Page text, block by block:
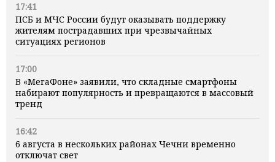
17:41
ПСБ и МЧС России будут оказывать поддержку
жителям пострадавших при чрезвычайных
ситуациях регионов
17:00
В «МегаФоне» заявили, что складные смартфоны
набирают популярность и превращаются в массовый
тренд
16:42
6 августа в нескольких районах Чечни временно
отключат свет